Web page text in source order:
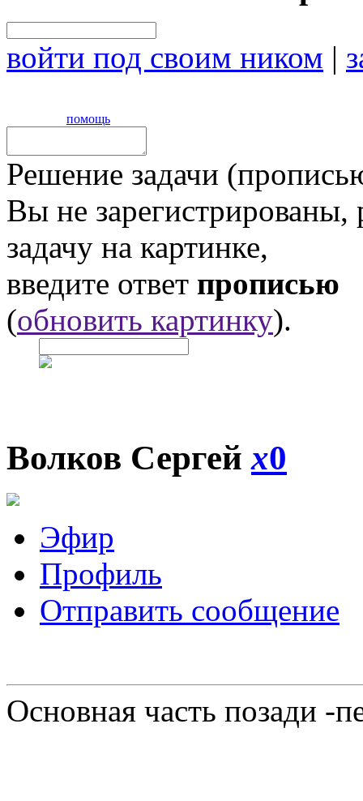
войти под своим ником |
помощь
Решение задачи
Вы не
задачу на картинке,
введите ответ прописью
(обновить картинку).
Волков Сергейx0
Эфир
Профиль
Отправить сообщение
Основная часть позади -